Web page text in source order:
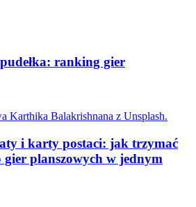
ranking gier
i karty postaci: jak trzymać
planszowych w jednym